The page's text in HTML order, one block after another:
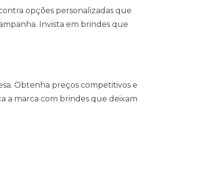
opções personalizadas que
Invista em brindes que
Obtenha preços competitivos e
a marca com brindes que deixam